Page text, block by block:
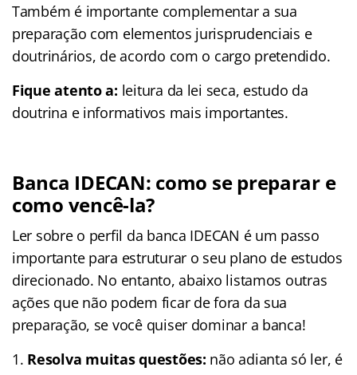
Também é importante complementar a sua
preparação com elementos jurisprudenciais e
doutrinários, de acordo com o cargo pretendido.
Fique atento a: leitura da lei seca, estudo da
doutrina e informativos mais importantes.
Banca IDECAN: como se preparar e
como vencê-la?
Ler sobre o perfil da banca IDECAN é um passo
importante para estruturar o seu plano de estudos
direcionado. No entanto, abaixo listamos outras
ações que não podem ficar de fora da sua
preparação, se você quiser dominar a banca!
Resolva muitas questões: não adianta só ler, é